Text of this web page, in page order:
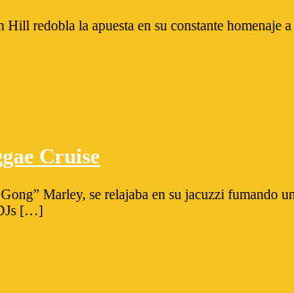
redobla la apuesta en su constante homenaje
Cruise
Marley, se relajaba en su jacuzzi fumando
DJs […]